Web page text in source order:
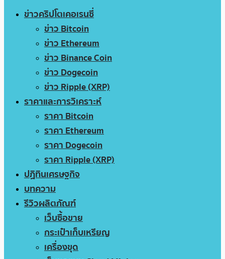
ข่าวคริปโตเคอเรนซี่
ข่าว Bitcoin
ข่าว Ethereum
ข่าว Binance Coin
ข่าว Dogecoin
ข่าว Ripple (XRP)
ราคาและการวิเคราะห์
ราคา Bitcoin
ราคา Ethereum
ราคา Dogecoin
ราคา Ripple (XRP)
ปฏิทินเศรษฐกิจ
บทความ
รีวิวผลิตภัณฑ์
เว็บซื้อขาย
กระเป๋าเก็บเหรียญ
เครื่องขุด